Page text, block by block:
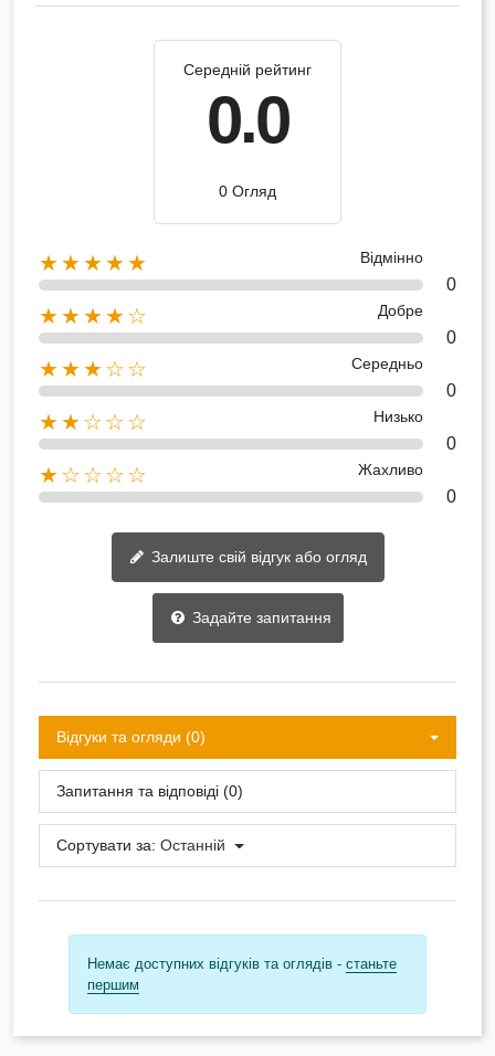
Середній рейтинг
0.0
0 Огляд
★★★★★ Відмінно
0
★★★★☆ Добре
0
★★★☆☆ Середньо
0
★★☆☆☆ Низько
0
★☆☆☆☆ Жахливо
0
Залиште свій відгук або огляд
Задайте запитання
Відгуки та огляди (0)
Запитання та відповіді (0)
Сортувати за: Останній
Немає доступних відгуків та оглядів - станьте
першим